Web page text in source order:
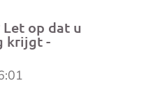
op dat u
krijgt -